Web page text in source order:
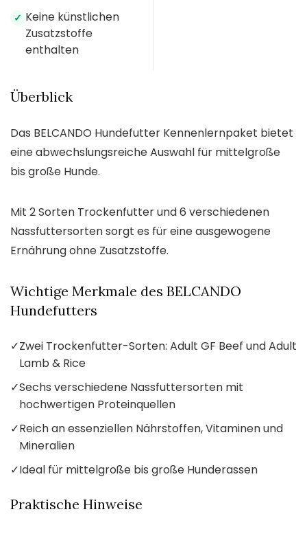
✓ Keine künstlichen
Zusatzstoffe
enthalten
Überblick
Das BELCANDO Hundefutter Kennenlernpaket bietet
eine abwechslungsreiche Auswahl für mittelgroße
bis große Hunde.
Mit 2 Sorten Trockenfutter und 6 verschiedenen
Nassfuttersorten sorgt es für eine ausgewogene
Ernährung ohne Zusatzstoffe.
Wichtige Merkmale des BELCANDO
Hundefutters
✓Zwei Trockenfutter-Sorten: Adult GF Beef und Adult
Lamb & Rice
✓Sechs verschiedene Nassfuttersorten mit
hochwertigen Proteinquellen
✓Reich an essenziellen Nährstoffen, Vitaminen und
Mineralien
✓Ideal für mittelgroße bis große Hunderassen
Praktische Hinweise